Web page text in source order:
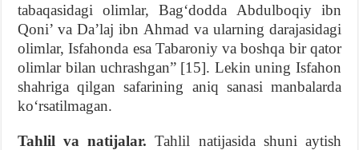
tabaqasidagi olimlar, Bag‘dodda Abdulboqiy ibn
Qoni’ va Da’laj ibn Ahmad va ularning darajasidagi
olimlar, Isfahonda esa Tabaroniy va boshqa bir qator
olimlar bilan uchrashgan” [15]. Lekin uning Isfahon
shahriga qilgan safarining aniq sanasi manbalarda
ko‘rsatilmagan.
Tahlil va natijalar. Tahlil natijasida shuni aytish